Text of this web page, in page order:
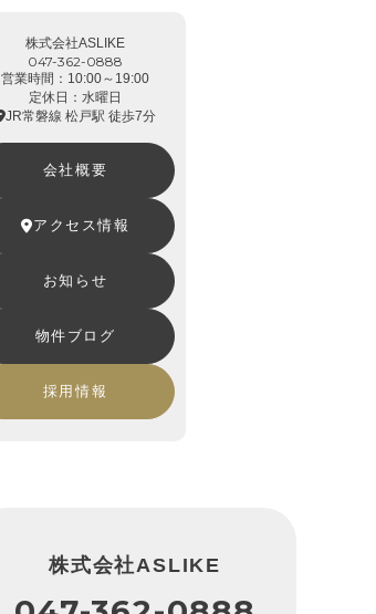
株式会社ASLIKE
047-362-0888
営業時間：10:00～19:00
定休日：水曜日
JR常磐線 松戸駅 徒歩7分
会社概要
アクセス情報
お知らせ
物件ブログ
採用情報
株式会社ASLIKE